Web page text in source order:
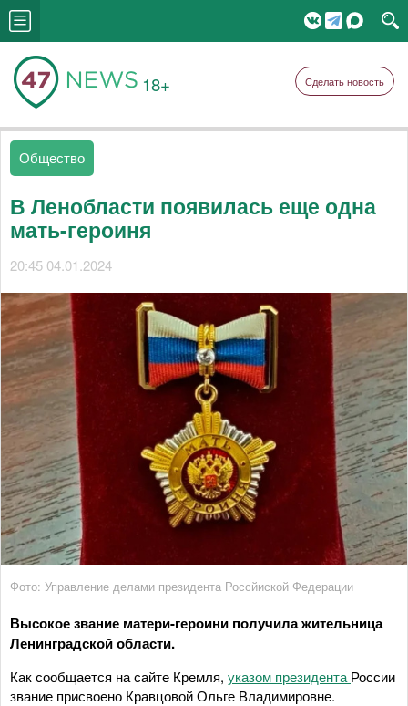
18+ Сделать новость
Общество
В Ленобласти появилась еще одна
мать-героиня
20:45 04.01.2024
Фото: Управление делами президента Россйиской Федерации
Высокое звание матери-героини получила жительница
Ленинградской области.
Как сообщается на сайте Кремля, указом президента России
звание присвоено Кравцовой Ольге Владимировне.